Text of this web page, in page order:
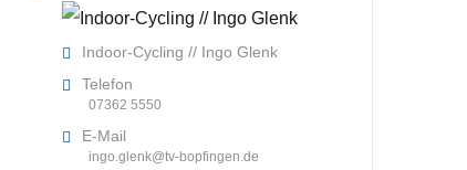
Indoor-Cycling // Ingo Glenk
Telefon
07362 5550
E-Mail
ingo.glenk@tv-bopfingen.de